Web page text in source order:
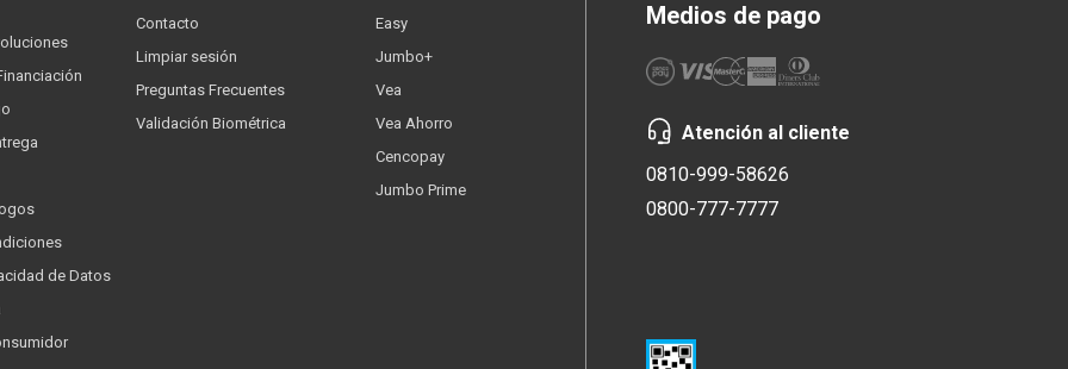
de Datos
Contacto
Limpiar sesión
Preguntas Frecuentes
Validación Biométrica
Easy
Jumbo+
Vea
Vea Ahorro
Cencopay
Jumbo Prime
Medios de pago
Atención al cliente
0810-999-58626
0800-777-7777